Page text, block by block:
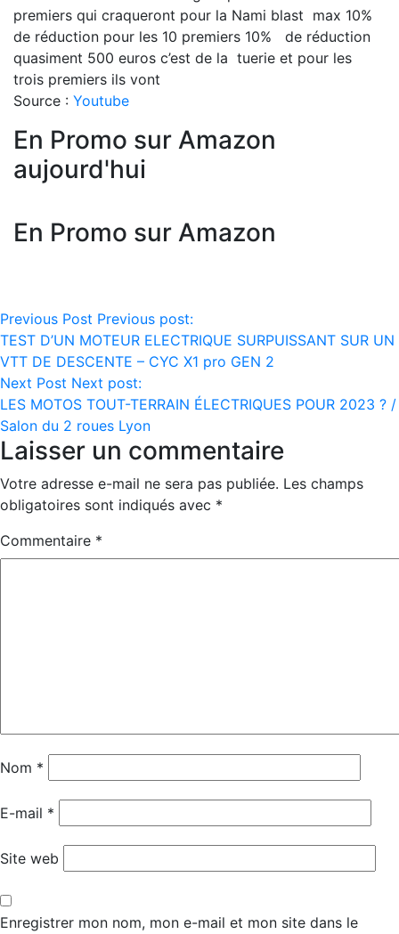
premiers qui craqueront pour la Nami blast max 10%
de réduction pour les 10 premiers 10% de réduction
quasiment 500 euros c’est de la tuerie et pour les
trois premiers ils vont
Source : Youtube
En Promo sur Amazon
aujourd'hui
En Promo sur Amazon
Navigation
de
l’article
Previous Post Previous post:
TEST D’UN MOTEUR ELECTRIQUE SURPUISSANT SUR UN
VTT DE DESCENTE – CYC X1 pro GEN 2
Next Post Next post:
LES MOTOS TOUT-TERRAIN ÉLECTRIQUES POUR 2023 ? /
Salon du 2 roues Lyon
Laisser un commentaire
Votre adresse e-mail ne sera pas publiée. Les champs
obligatoires sont indiqués avec *
Commentaire *
Nom *
E-mail *
Site web
Enregistrer mon nom, mon e-mail et mon site dans le